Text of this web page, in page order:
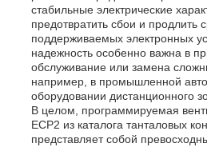
CPLD PLD
Инфракрасный тепловой
Обломок DSP IC
стабильные электрические
предотвратить сбои и продлить
поддерживаемых электронных
надежность особенно важна в
обслуживание или замена
например, в промышленной
оборудовании дистанционного
В целом, программируемая
ECP2 из каталога танталовых
представляет собой